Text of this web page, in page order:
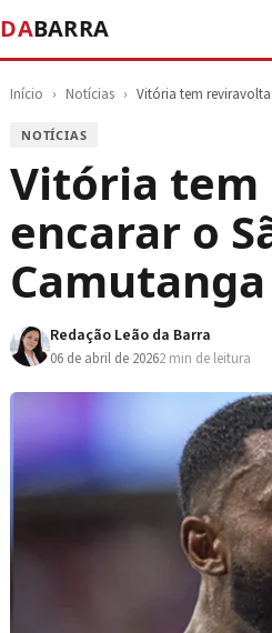
DABARRA
Início › Notícias › Vitória tem
NOTÍCIAS
Vitória tem
encarar o
Redação Leão da Barra
06 de abril de 20262 min de leitura